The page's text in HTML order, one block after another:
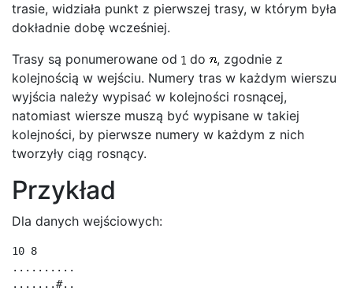
trasie, widziała punkt z pierwszej trasy, w którym była
dokładnie dobę wcześniej.
Trasy są ponumerowane od
do
, zgodnie z
kolejnością w wejściu. Numery tras w każdym wierszu
wyjścia należy wypisać w kolejności rosnącej,
natomiast wiersze muszą być wypisane w takiej
kolejności, by pierwsze numery w każdym z nich
tworzyły ciąg rosnący.
Przykład
Dla danych wejściowych:
10 8
..........
.......#..